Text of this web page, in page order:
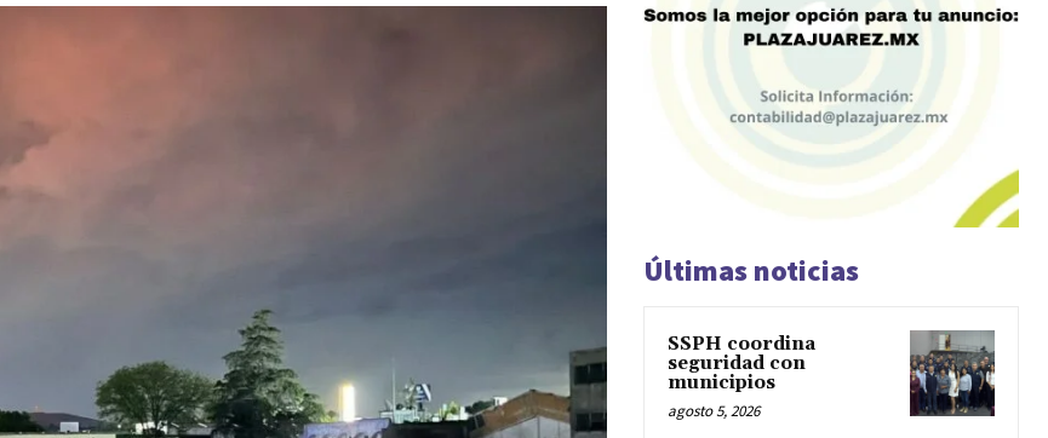
Últimas noticias
SSPH coordina
seguridad con
municipios
agosto 5, 2026